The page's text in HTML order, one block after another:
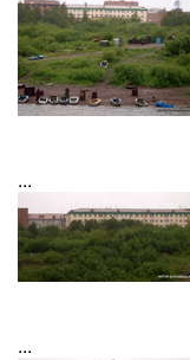
...
...